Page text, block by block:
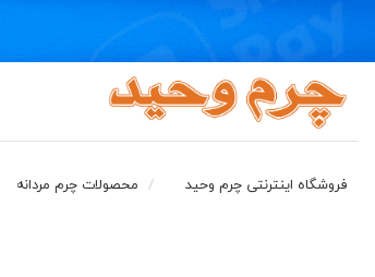
فروشگاه اینترنتی چرم وحید محصولات چرم مردانه